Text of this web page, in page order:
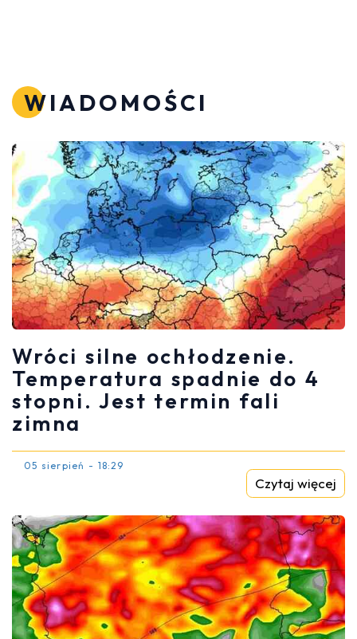
WIADOMOŚCI
Wróci silne ochłodzenie.
Temperatura spadnie do 4
stopni. Jest termin fali
zimna
05 sierpień - 18:29
Czytaj więcej